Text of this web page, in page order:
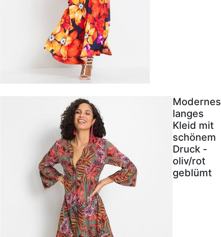
Modernes
langes
Kleid mit
schönem
Druck -
oliv/rot
geblümt